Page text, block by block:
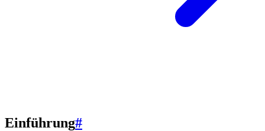
Einführung#